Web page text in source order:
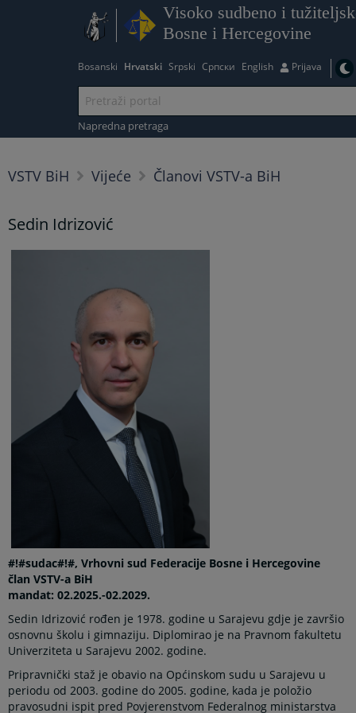
Visoko sudbeno i
Bosne i Hercegovine
Bosanski Hrvatski Srpski Српски English Prijava
Napredna pretraga
VSTV BiH Vijeće Članovi VSTV-a BiH
Sedin Idrizović
#!#sudac#!#, Vrhovni sud Federacije Bosne i Hercegovine
član VSTV-a BiH
mandat: 02.2025.-02.2029.
Sedin Idrizović rođen je 1978. godine u Sarajevu gdje je završio
osnovnu školu i gimnaziju. Diplomirao je na Pravnom fakultetu
Univerziteta u Sarajevu 2002. godine.
Pripravnički staž je obavio na Općinskom sudu u Sarajevu u
periodu od 2003. godine do 2005. godine, kada je položio
pravosudni ispit pred Povjerenstvom Federalnog ministarstva